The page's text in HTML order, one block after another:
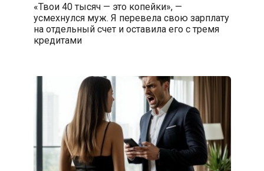
«Твои 40 тысяч — это копейки», —
усмехнулся муж. Я перевела свою зарплату
на отдельный счет и оставила его с тремя
кредитами